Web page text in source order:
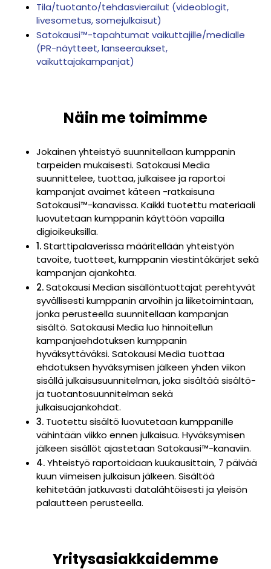
Tila/tuotanto/tehdasvierailut (videoblogit,
livesometus, somejulkaisut)
Satokausi™-tapahtumat vaikuttajille/medialle
(PR-näytteet, lanseeraukset,
vaikuttajakampanjat)
Näin me toimimme
Jokainen yhteistyö suunnitellaan kumppanin
tarpeiden mukaisesti. Satokausi Media
suunnittelee, tuottaa, julkaisee ja raportoi
kampanjat avaimet käteen -ratkaisuna
Satokausi™-kanavissa. Kaikki tuotettu materiaali
luovutetaan kumppanin käyttöön vapailla
digioikeuksilla.
1.Starttipalaverissa määritellään yhteistyön
tavoite, tuotteet, kumppanin viestintäkärjet sekä
kampanjan ajankohta.
2.Satokausi Median sisällöntuottajat perehtyvät
syvällisesti kumppanin arvoihin ja liiketoimintaan,
jonka perusteella suunnitellaan kampanjan
sisältö. Satokausi Media luo hinnoitellun
kampanjaehdotuksen kumppanin
hyväksyttäväksi. Satokausi Media tuottaa
ehdotuksen hyväksymisen jälkeen yhden viikon
sisällä julkaisusuunnitelman, joka sisältää sisältö-
ja tuotantosuunnitelman sekä
julkaisuajankohdat.
3. Tuotettu sisältö luovutetaan kumppanille
vähintään viikko ennen julkaisua. Hyväksymisen
jälkeen sisällöt ajastetaan Satokausi™-kanaviin.
4.Yhteistyö raportoidaan kuukausittain, 7 päivää
kuun viimeisen julkaisun jälkeen. Sisältöä
kehitetään jatkuvasti datalähtöisesti ja yleisön
palautteen perusteella.
Yritysasiakkaidemme